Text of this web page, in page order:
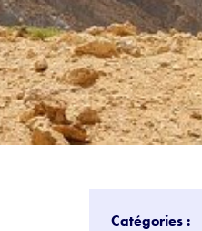
Catégories :